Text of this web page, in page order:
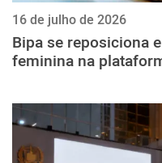
16 de julho de 2026
Bipa se reposiciona
feminina na